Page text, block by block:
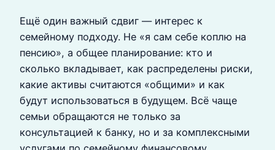
Ещё один важный сдвиг — интерес к
семейному подходу. Не «я сам себе коплю на
пенсию», а общее планирование: кто и
сколько вкладывает, как распределены риски,
какие активы считаются «общими» и как
будут использоваться в будущем. Всё чаще
семьи обращаются не только за
консультацией к банку, но и за комплексными